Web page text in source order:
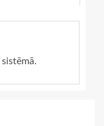
sistēmā.